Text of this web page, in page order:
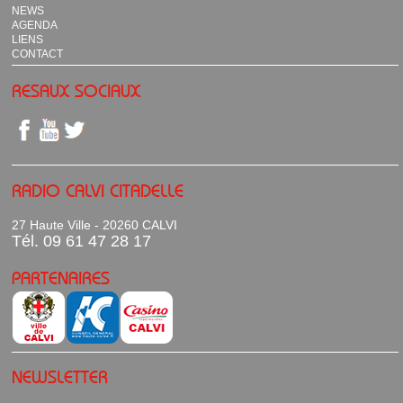
NEWS
AGENDA
LIENS
CONTACT
RESAUX SOCIAUX
RADIO CALVI CITADELLE
27 Haute Ville - 20260 CALVI
Tél. 09 61 47 28 17
PARTENAIRES
NEWSLETTER